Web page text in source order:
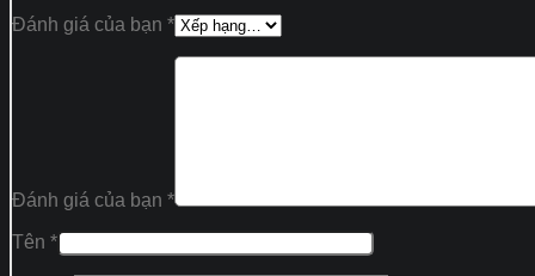
Đánh giá của bạn *
Đánh giá của bạn *
Tên *